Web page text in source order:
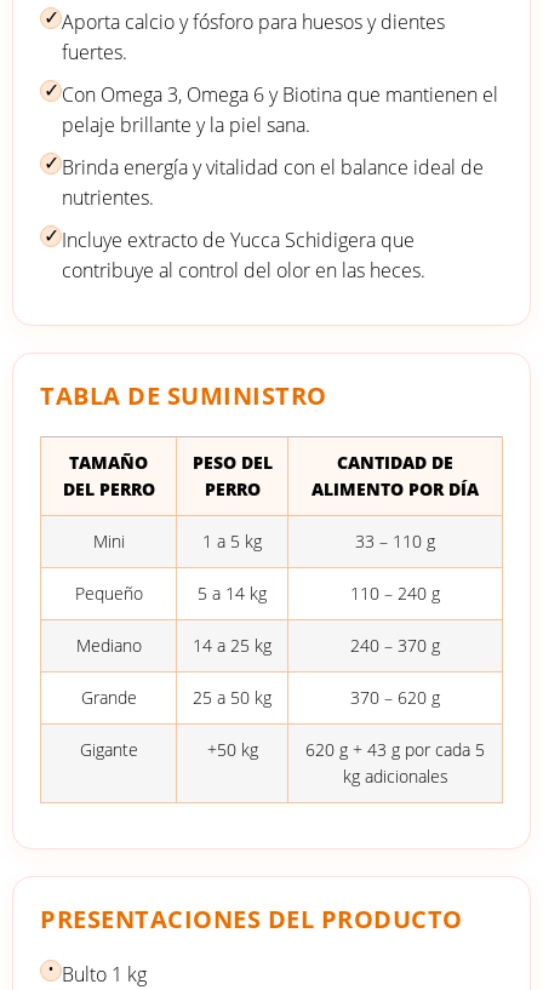
✓Aporta calcio y fósforo para huesos y dientes
fuertes.
✓Con Omega 3, Omega 6 y Biotina que mantienen el
pelaje brillante y la piel sana.
✓Brinda energía y vitalidad con el balance ideal de
nutrientes.
✓Incluye extracto de Yucca Schidigera que
contribuye al control del olor en las heces.
TABLA DE SUMINISTRO
TAMAÑO
DEL PERRO
PESO DEL
PERRO
CANTIDAD DE
ALIMENTO POR DÍA
Mini 1 a 5 kg 33 – 110 g
Pequeño 5 a 14 kg 110 – 240 g
Mediano 14 a 25 kg 240 – 370 g
Grande 25 a 50 kg 370 – 620 g
Gigante +50 kg
620 g + 43 g por cada 5
kg adicionales
PRESENTACIONES DEL PRODUCTO
• Bulto 1 kg